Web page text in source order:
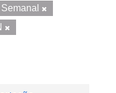
Semanal